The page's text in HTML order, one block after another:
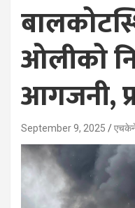
ओलीको
आगजनी,
September 9, 2025